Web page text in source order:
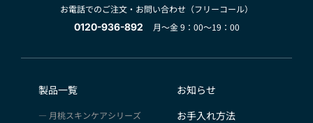
お電話でのご注文・お問い合わせ（フリーコール）
0120-936-892
月～金 9：00～19：00
製品一覧
月桃スキンケアシリーズ
お知らせ
お手入れ方法